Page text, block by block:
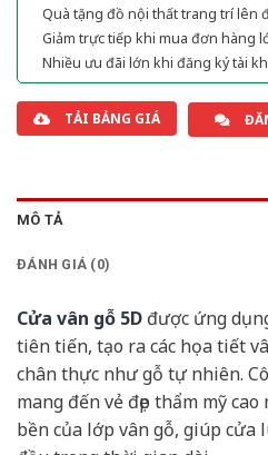
Quà tặng đồ nội thất trang trí lên
Giảm trực tiếp khi mua đơn hàng
Nhiều ưu đãi lớn khi đăng ký tài
TẢI BẢNG GIÁ
MÔ TẢ
ĐÁNH GIÁ (0)
Cửa vân gỗ 5D được ứng
tiên tiến, tạo ra các họa tiết
chân thực như gỗ tự nhiên.
mang đến vẻ đẹp thẩm mỹ
bền của lớp vân gỗ, giúp cửa